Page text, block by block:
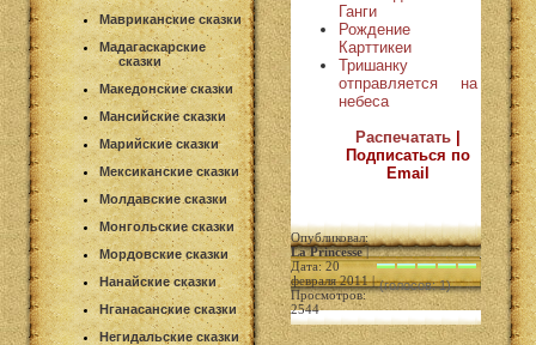
Мавриканские сказки
Мадагаскарские
сказки
Македонские сказки
Мансийские сказки
Марийские сказки
Мексиканские сказки
Молдавские сказки
Монгольские сказки
Мордовские сказки
Нанайские сказки
Нганасанские сказки
Негидальские сказки
Ганги
Рождение
Карттикеи
Тришанку
отправляется на
небеса
Распечатать
Подписаться по
Email
Опубликовал:
La Princesse|
Дата: 20
февраля 2011 |
Просмотров:
2544
(голосов: 1)